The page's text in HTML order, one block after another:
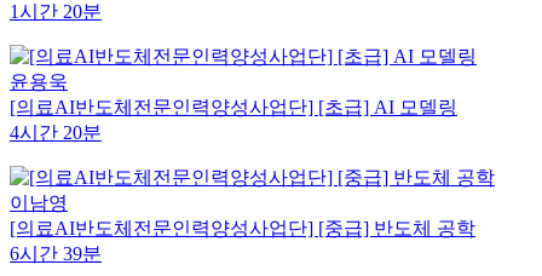
1시간 20분
윤용욱
[의료AI반도체전문인력양성사업단] [초급] AI 모델링
4시간 20분
이남영
[의료AI반도체전문인력양성사업단] [중급] 반도체 공학
6시간 39분